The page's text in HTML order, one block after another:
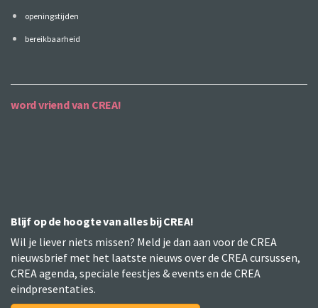
openingstijden
bereikbaarheid
word vriend van CREA!
Blijf op de hoogte van alles bij CREA!
Wil je liever niets missen? Meld je dan aan voor de CREA
nieuwsbrief met het laatste nieuws over de CREA cursussen,
CREA agenda, speciale feestjes & events en de CREA
eindpresentaties.